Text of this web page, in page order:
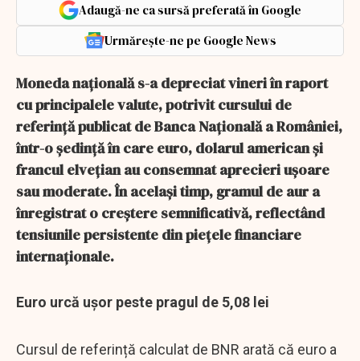
Adaugă-ne ca sursă preferată în Google
Urmărește-ne pe Google News
Moneda națională s-a depreciat vineri în raport
cu principalele valute, potrivit cursului de
referință publicat de Banca Națională a României,
într-o ședință în care euro, dolarul american și
francul elvețian au consemnat aprecieri ușoare
sau moderate. În același timp, gramul de aur a
înregistrat o creștere semnificativă, reflectând
tensiunile persistente din piețele financiare
internaționale.
Euro urcă ușor peste pragul de 5,08 lei
Cursul de referință calculat de BNR arată că euro a